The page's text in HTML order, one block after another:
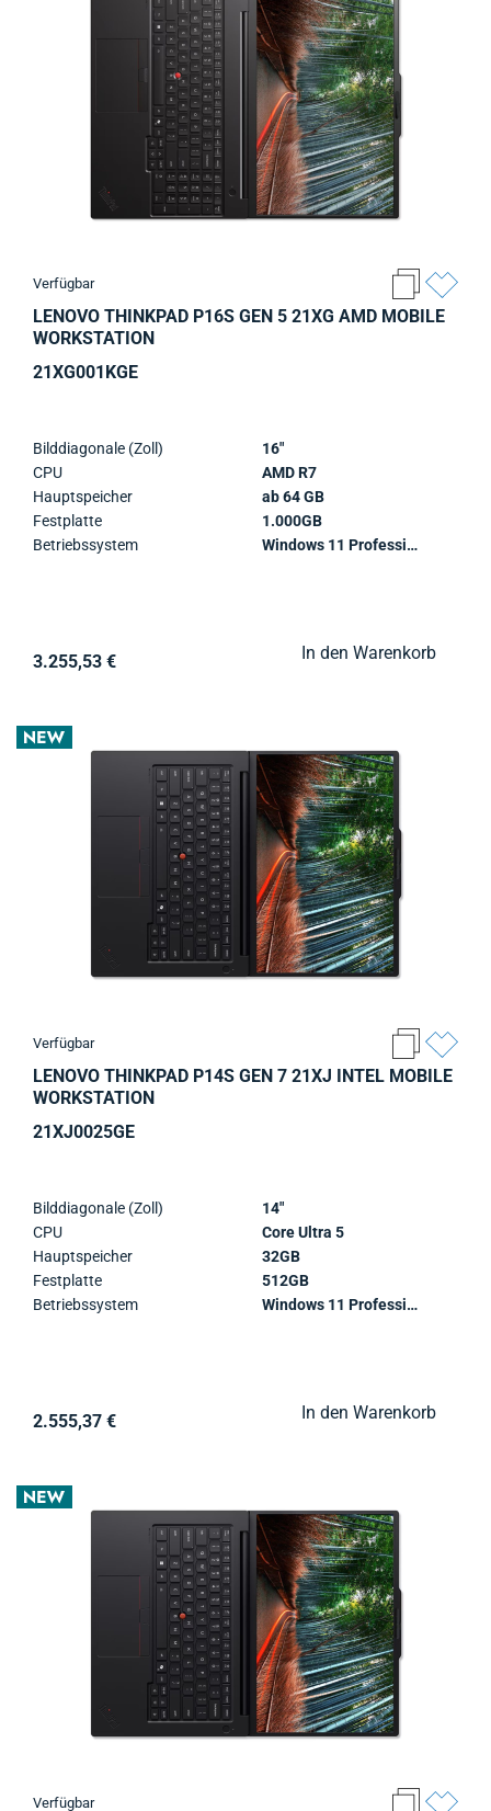
Verfügbar
LENOVO THINKPAD P16S GEN 5 21XG AMD MOBILE
WORKSTATION
21XG001KGE
Bilddiagonale (Zoll)
CPU
Hauptspeicher
Festplatte
Betriebssystem
16"
AMD R7
ab 64 GB
1.000GB
Windows 11 Professional
3.255,53 € In den Warenkorb
Verfügbar
LENOVO THINKPAD P14S GEN 7 21XJ INTEL MOBILE
WORKSTATION
21XJ0025GE
Bilddiagonale (Zoll)
CPU
Hauptspeicher
Festplatte
Betriebssystem
14"
Core Ultra 5
32GB
512GB
Windows 11 Professional
2.555,37 € In den Warenkorb
Verfügbar